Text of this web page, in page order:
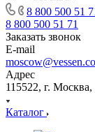
8 800 500 51
8 800 500 51 71
Заказать звонок
E-mail
Адрес
115522, г.
Каталог